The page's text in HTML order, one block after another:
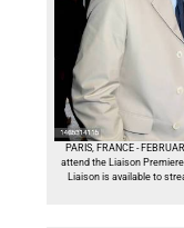
PARIS, FRANCE -
attend the Liaison
Liaison is available to